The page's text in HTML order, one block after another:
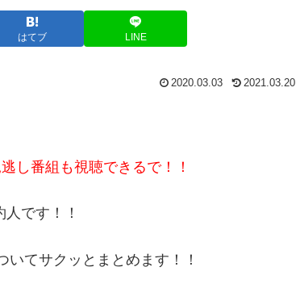
はてブ LINE
2020.03.03 2021.03.20
し番組も視聴できるで！！
です！！
てサクッとまとめます！！